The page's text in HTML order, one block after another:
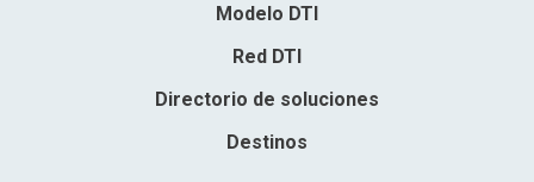
Modelo DTI
Red DTI
Directorio de soluciones
Destinos